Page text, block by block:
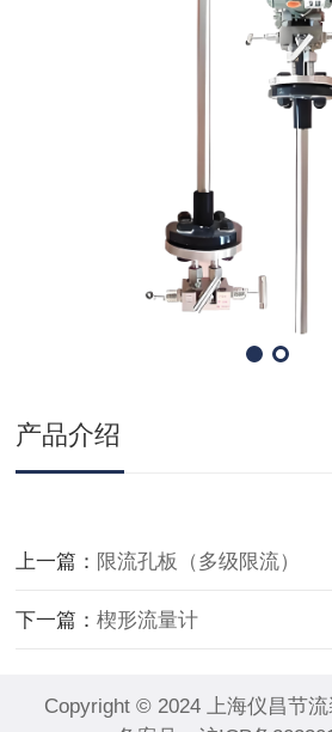
产品介绍
上一篇： 限流孔板（多级限流）
下一篇：楔形流量计
Copyright © 2024 上海仪昌节